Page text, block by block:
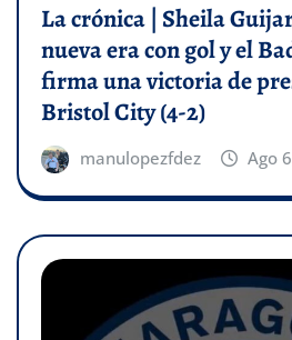
La crónica | Sheila
nueva era con gol y el
firma una victoria de
Bristol City (4-2)
manulopezfdez Ago